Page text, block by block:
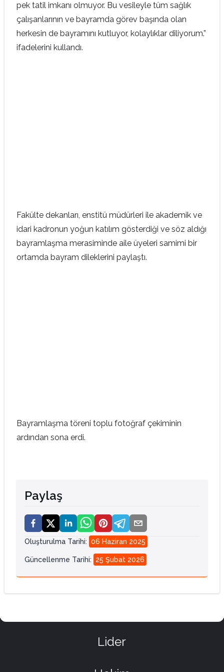
pek tatil imkanı olmuyor. Bu vesileyle tüm sağlık
çalışanlarının ve bayramda görev başında olan
herkesin de bayramını kutluyor, kolaylıklar diliyorum.”
ifadelerini kullandı.
Fakülte dekanları, enstitü müdürleri ile akademik ve
idari kadronun yoğun katılım gösterdiği ve söz aldığı
bayramlaşma merasiminde aile üyeleri samimi bir
ortamda bayram dileklerini paylaştı.
Bayramlaşma töreni toplu fotoğraf çekiminin
ardından sona erdi.
Paylaş
Oluşturulma Tarihi: 06 Haziran 2025
Güncellenme Tarihi: 25 Şubat 2026
Lider